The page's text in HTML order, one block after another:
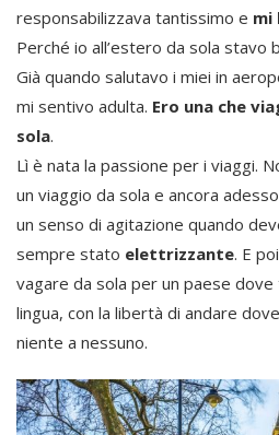
responsabilizzava tantissimo e mi
Perché io all’estero da sola stavo
Già quando salutavo i miei in
mi sentivo adulta. Ero una che
sola.
Lì è nata la passione per i viaggi.
un viaggio da sola e ancora
un senso di agitazione quando
sempre stato elettrizzante. E
vagare da sola per un paese dove
lingua, con la libertà di andare
niente a nessuno.